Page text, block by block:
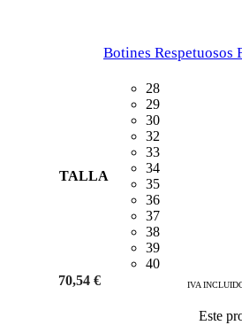
Botines Respetuosos
TALLA
28
29
30
32
33
34
35
36
37
38
39
40
70,54 € IVA
Este